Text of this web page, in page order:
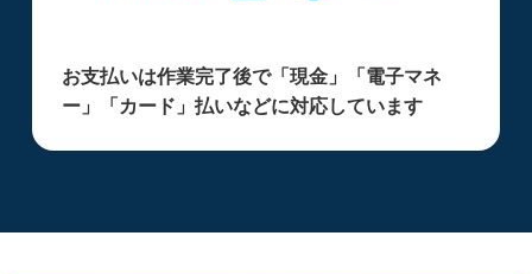
お支払いは作業完了後で「現金」「電子マネ
ー」「カード」払いなどに対応しています